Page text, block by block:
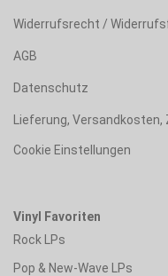
Widerrufsrecht /
AGB
Datenschutz
Lieferung,
Cookie Einstellungen
Vinyl Favoriten
Rock LPs
Pop & New-Wave LPs